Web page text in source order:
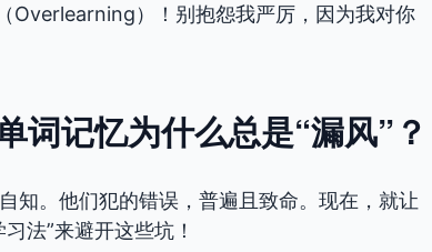
Overlearning）！别抱怨我严厉，因为我对你
词记忆为什么总是“漏风”？
知。他们犯的错误，普遍且致命。现在，就让
法”来避开这些坑！